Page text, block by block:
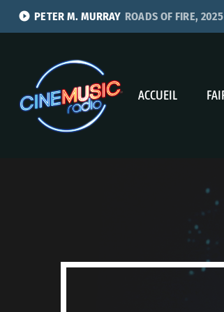
play_circle_filled PETER M. MURRAY ROADS OF FIRE,
ACCUEIL